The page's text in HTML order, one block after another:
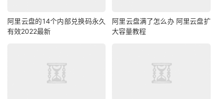
阿里云盘的14个内部兑换码永久
有效2022最新
阿里云盘满了怎么办 阿里云盘扩
大容量教程